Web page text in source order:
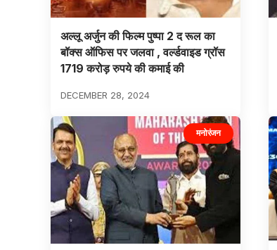
अल्लू अर्जुन की फिल्म पुष्पा 2 द रूल का
बॉक्स ऑफिस पर जलवा , वर्ल्डवाइड ग्रॉस
1719 करोड़ रुपये की कमाई की
DECEMBER 28, 2024
मनोरंजन